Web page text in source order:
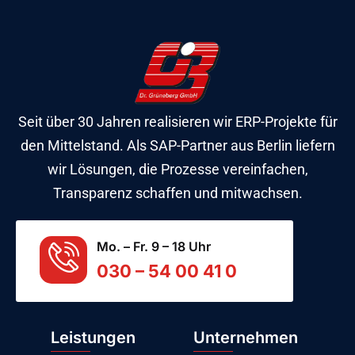
Seit über 30 Jahren realisieren wir ERP-Projekte für
den Mittelstand. Als SAP-Partner aus Berlin liefern
wir Lösungen, die Prozesse vereinfachen,
Transparenz schaffen und mitwachsen.
Mo. – Fr. 9 – 18 Uhr
030 – 54 00 41 0
Leistungen Unternehmen